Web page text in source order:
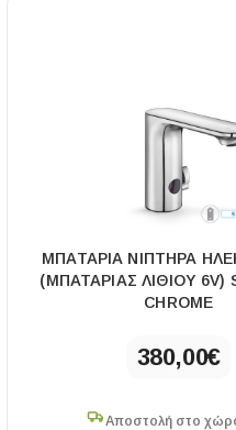
ΜΠΑΤΑΡΊΑ ΝΙΠΤΉΡΑ
(ΜΠΑΤΑΡΊΑΣ ΛΙΘΊΟΥ 6V)
CHROME
380,00€
Αποστολή στο